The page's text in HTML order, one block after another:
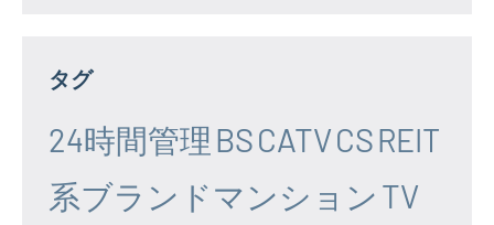
タグ
24時間管理 BSCATVCSREIT
系ブランドマンション TV